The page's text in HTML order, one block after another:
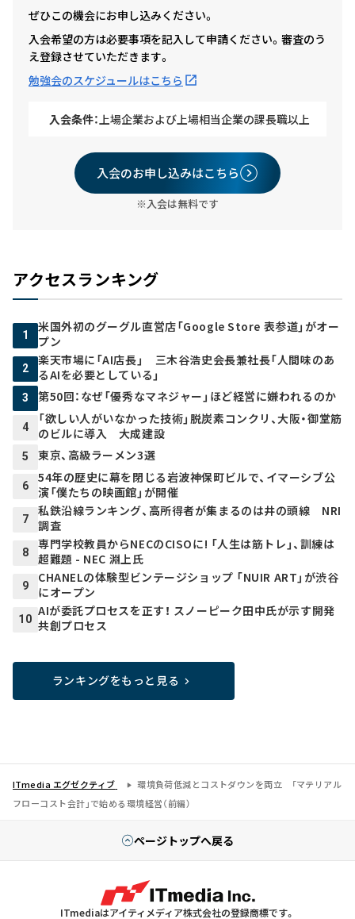
ぜひこの機会にお申し込みください。
入会希望の方は必要事項を記入して申請ください。審査のう
え登録させていただきます。
勉強会のスケジュールはこちら
入会条件： 上場企業および上場相当企業の課長職以上
入会のお申し込みはこちら
※入会は無料です
アクセスランキング
1
米国外初のグーグル直営店「Google Store 表参道」がオー
プン
2
楽天市場に「AI店長」 三木谷浩史会長兼社長「人間味のあ
るAIを必要としている」
3 第50回：なぜ「優秀なマネジャー」ほど経営に嫌われるのか
4
「欲しい人がいなかった技術」脱炭素コンクリ、大阪・御堂筋
のビルに導入 大成建設
5 東京、高級ラーメン3選
6
54年の歴史に幕を閉じる岩波神保町ビルで、イマーシブ公
演「僕たちの映画館」が開催
7
私鉄沿線ランキング、高所得者が集まるのは井の頭線 NRI
調査
8
専門学校教員からNECのCISOに! 「人生は筋トレ」、訓練は
超難題 - NEC 淵上氏
9
CHANELの体験型ビンテージショップ 「NUIR ART」が渋谷
にオープン
10
AIが委託プロセスを正す！ スノーピーク田中氏が示す開発
共創プロセス
ランキングをもっと見る
ITmedia エグゼクティブ
環境負荷低減とコストダウンを両立 「マテリアル
フローコスト会計」で始める環境経営（前編）
ページトップへ戻る
ITmediaはアイティメディア株式会社の登録商標です。